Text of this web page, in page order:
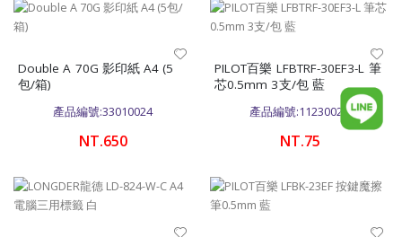
Double A 70G 影印紙 A4 (5
包/箱)
產品編號:33010024
NT.650
PILOT百樂 LFBTRF-30EF3-L 筆
芯0.5mm 3支/包 藍
產品編號:11230022
NT.75